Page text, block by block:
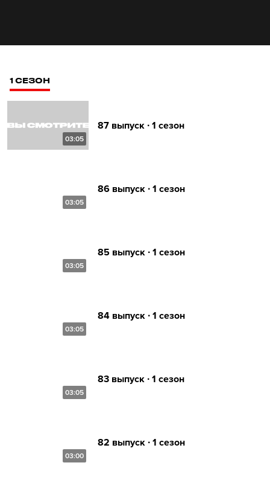
1 СЕЗОН
03:05
87 выпуск ∙ 1 сезон
03:05
86 выпуск ∙ 1 сезон
03:05
85 выпуск ∙ 1 сезон
03:05
84 выпуск ∙ 1 сезон
03:05
83 выпуск ∙ 1 сезон
03:00
82 выпуск ∙ 1 сезон